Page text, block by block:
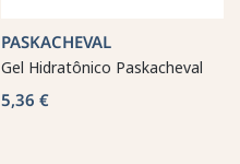
PASKACHEVAL
Gel Hidratônico Paskacheval
5,36 €